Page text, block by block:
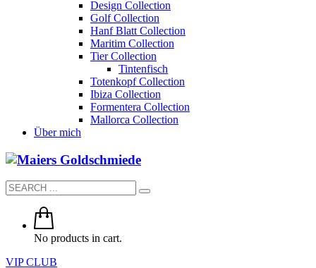
Design Collection
Golf Collection
Hanf Blatt Collection
Maritim Collection
Tier Collection
Tintenfisch
Totenkopf Collection
Ibiza Collection
Formentera Collection
Mallorca Collection
Über mich
No products in cart.
VIP CLUB